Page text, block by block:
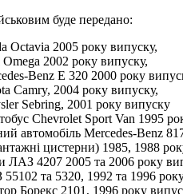
буде передано:
Octavia 2005 року випуску,
2002 року випуску,
Benz E 320 2000 року
Camry, 2004 року випуску,
Sebring, 2001 року випуску
Chevrolet Sport Van 1995
автомобіль Mercedes-Benz
цистерни) 1985, 1988
ЛАЗ 4207 2005 та 2006 року
та 5320, 1992 та 1996
Борекс 2101, 1996 року